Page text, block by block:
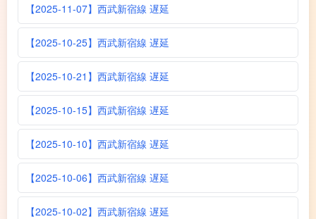
【2025-11-07】西武新宿線 遅延
【2025-10-25】西武新宿線 遅延
【2025-10-21】西武新宿線 遅延
【2025-10-15】西武新宿線 遅延
【2025-10-10】西武新宿線 遅延
【2025-10-06】西武新宿線 遅延
【2025-10-02】西武新宿線 遅延